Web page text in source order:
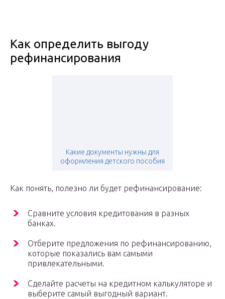
Как определить выгоду
рефинансирования
Какие документы нужны для
оформления детского пособия
Как понять, полезно ли будет рефинансирование:
Сравните условия кредитования в разных
банках.
Отберите предложения по рефинансированию,
которые показались вам самыми
привлекательными.
Сделайте расчеты на кредитном калькуляторе и
выберите самый выгодный вариант.